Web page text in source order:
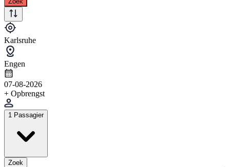
Karlsruhe
Engen
07-08-2026
+ Opbrengst
1 Passagier
Zoek